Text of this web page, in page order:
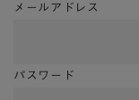
メールアドレス
パスワード